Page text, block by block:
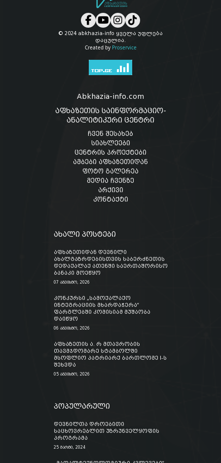
© 2024 abkhazia-info ყველა უფლება
დაცულია.
Created by Proservice
Abkhazia-info.com
აფხაზეთის საინფორმაციო-
ანალიტიკური ცენტრი
ჩვენ შესახებ
სიახლეები
ცენტრის პროექტები
ამბები აფხაზეთიდან
ფოტო გალერეა
მედია ჩვენზე
არქივი
კონტაქტი
ახალი პოსტები
აფხაზეთიდან დევნილი
ახალგაზრდებისთვის საბერძნეთის
დედაქალაქ ათენში საერთაშორისო
ბანაკი მოეწყო
07 აგვისტო, 2026
კონკურსი „სამოქალაქო
ინტეგრაციის მხარდაჭერა“
ფარგლებში კომისიამ მუშაობა
დაიწყო
06 აგვისტო, 2026
აფხაზეთის ა. რ მთავრობის
თავმჯდომარე სტამბოლში
მსოფლიო პატრიარქ ბართლომე I-ს
შეხვდა
05 აგვისტო, 2026
პოპულარული
დევნილთა დროებითი
საცხოვრებლით უზრუნველყოფის
პროგრამა
25 მარტი, 2024